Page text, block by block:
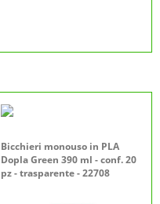
Bicchieri monouso in PLA
Dopla Green 390 ml - conf. 20
pz - trasparente - 22708